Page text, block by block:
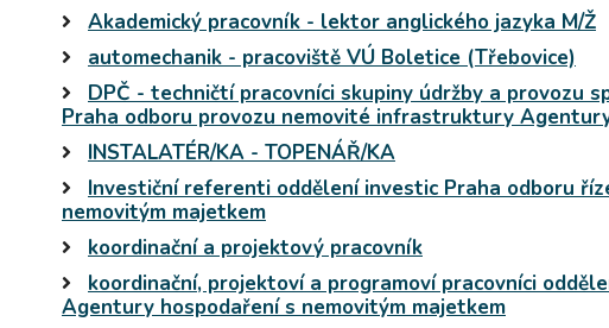
Akademický pracovník - lektor anglického jazyka M/Ž
automechanik - pracoviště VÚ Boletice (Třebovice)
DPČ - techničtí pracovníci skupiny údržby a provozu
Praha odboru provozu nemovité infrastruktury
INSTALATÉR/KA - TOPENÁŘ/KA
Investiční referenti oddělení investic Praha odboru
nemovitým majetkem
koordinační a projektový pracovník
koordinační, projektoví a programoví pracovníci
Agentury hospodaření s nemovitým majetkem